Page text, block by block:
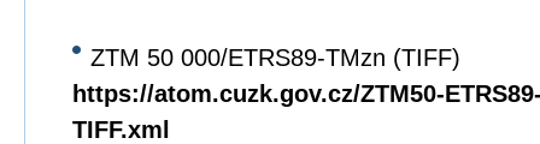
ZTM 50 000/ETRS89-TMzn (TIFF)
https://atom.cuzk.gov.cz/ZTM50-
TIFF.xml